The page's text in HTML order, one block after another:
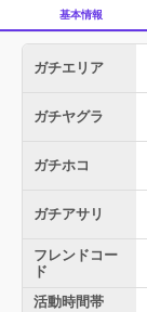
基本情報
ガチエリア
ガチヤグラ
ガチホコ
ガチアサリ
フレンドコー
ド
活動時間帯